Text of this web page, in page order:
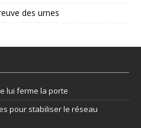
des urnes
lui ferme la porte
pour stabiliser le réseau